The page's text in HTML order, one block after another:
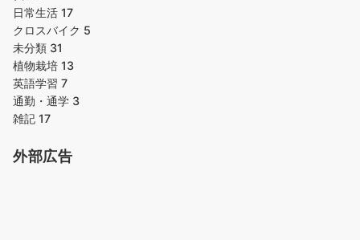
日常生活 17
クロスバイク 5
未分類 31
植物栽培 13
英語学習 7
通勤・通学 3
雑記 17
外部広告